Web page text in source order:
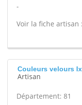
-
Voir la fiche artisan :
Couleurs velours
Artisan
Département: 81